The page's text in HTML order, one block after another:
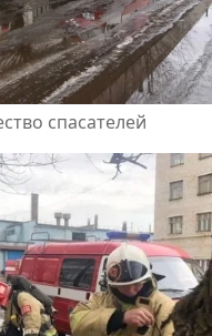
спасателей